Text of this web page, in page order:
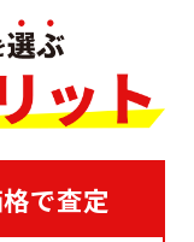
で査定